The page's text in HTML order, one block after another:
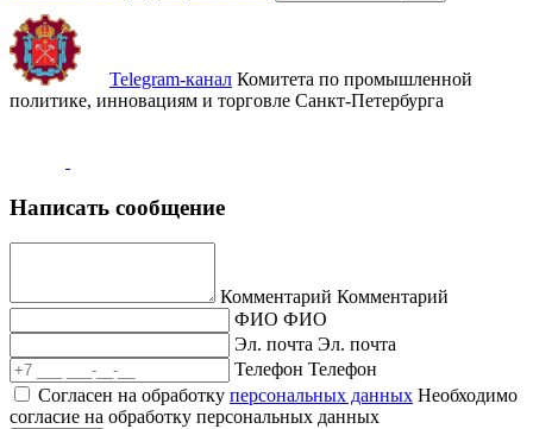
Telegram-канал Комитета по промышленной
политике, инновациям и торговле Санкт-Петербурга
Написать сообщение
Комментарий Комментарий
ФИО ФИО
Эл. почта Эл. почта
Телефон Телефон
Согласен на обработку персональных данных Необходимо
согласие на обработку персональных данных